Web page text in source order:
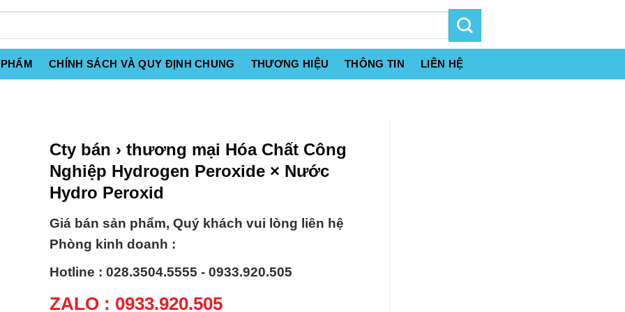
CHÍNH SÁCH VÀ QUY ĐỊNH CHUNG THƯƠNG HIỆU THÔNG TIN LIÊN HỆ
Cty bán › thương mại Hóa Chất Công
Nghiệp Hydrogen Peroxide × Nước
Hydro Peroxid
Giá bán sản phẩm, Quý khách vui lòng liên hệ
Phòng kinh doanh :
Hotline : 028.3504.5555 - 0933.920.505
ZALO : 0933.920.505